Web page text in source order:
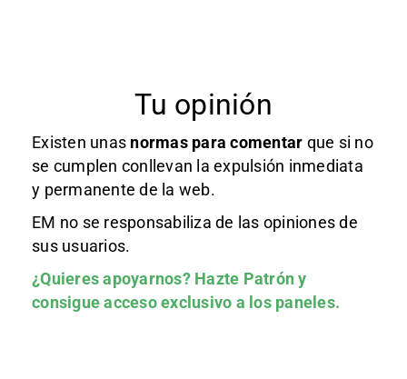
Tu opinión
Existen unas normas para comentar que si no
se cumplen conllevan la expulsión inmediata
y permanente de la web.
EM no se responsabiliza de las opiniones de
sus usuarios.
¿Quieres apoyarnos? Hazte Patróny
consigue acceso exclusivo a los paneles.